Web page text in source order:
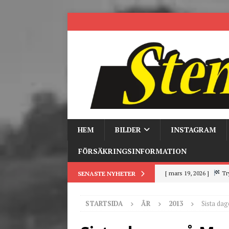
HEM BILDER INSTAGRAM
FÖRSÄKRINGSINFORMATION
SENASTE NYHETER [ mars 19, 2026 ]
[ juni 26, 2026 ] Back
[ juni 23, 2026 ] Tack
STARTSIDA ÅR 2013 Sista